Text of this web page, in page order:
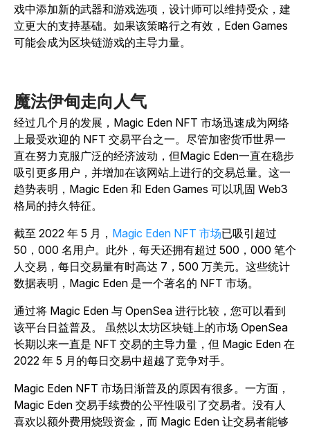
戏中添加新的武器和游戏选项，设计师可以维持受众，建
立更大的支持基础。如果该策略行之有效，Eden Games
可能会成为区块链游戏的主导力量。
魔法伊甸走向人气
经过几个月的发展，Magic Eden NFT 市场迅速成为网络
上最受欢迎的 NFT 交易平台之一。尽管加密货币世界一
直在努力克服广泛的经济波动，但Magic Eden一直在稳步
吸引更多用户，并增加在该网站上进行的交易总量。这一
趋势表明，Magic Eden 和 Eden Games 可以巩固 Web3
格局的持久特征。
截至 2022 年 5 月， Magic Eden NFT 市场已吸引超过
50，000 名用户。此外，每天还拥有超过 500，000 笔个
人交易，每日交易量有时高达 7，500 万美元。这些统计
数据表明，Magic Eden 是一个著名的 NFT 市场。
通过将 Magic Eden 与 OpenSea 进行比较，您可以看到
该平台日益普及。
虽然以太坊区块链上的市场 OpenSea
长期以来一直是 NFT 交易的主导力量，但 Magic Eden 在
2022 年 5 月的每日交易中超越了竞争对手。
Magic Eden NFT 市场日渐普及的原因有很多。一方面，
Magic Eden 交易手续费的公平性吸引了交易者。没有人
喜欢以额外费用烧毁资金，而 Magic Eden 让交易者能够